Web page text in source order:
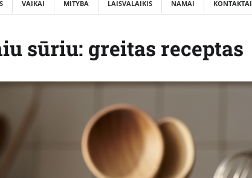
VAIKAI MITYBA LAISVALAIKIS NAMAI KONTAKTAI
sūriu: greitas receptas